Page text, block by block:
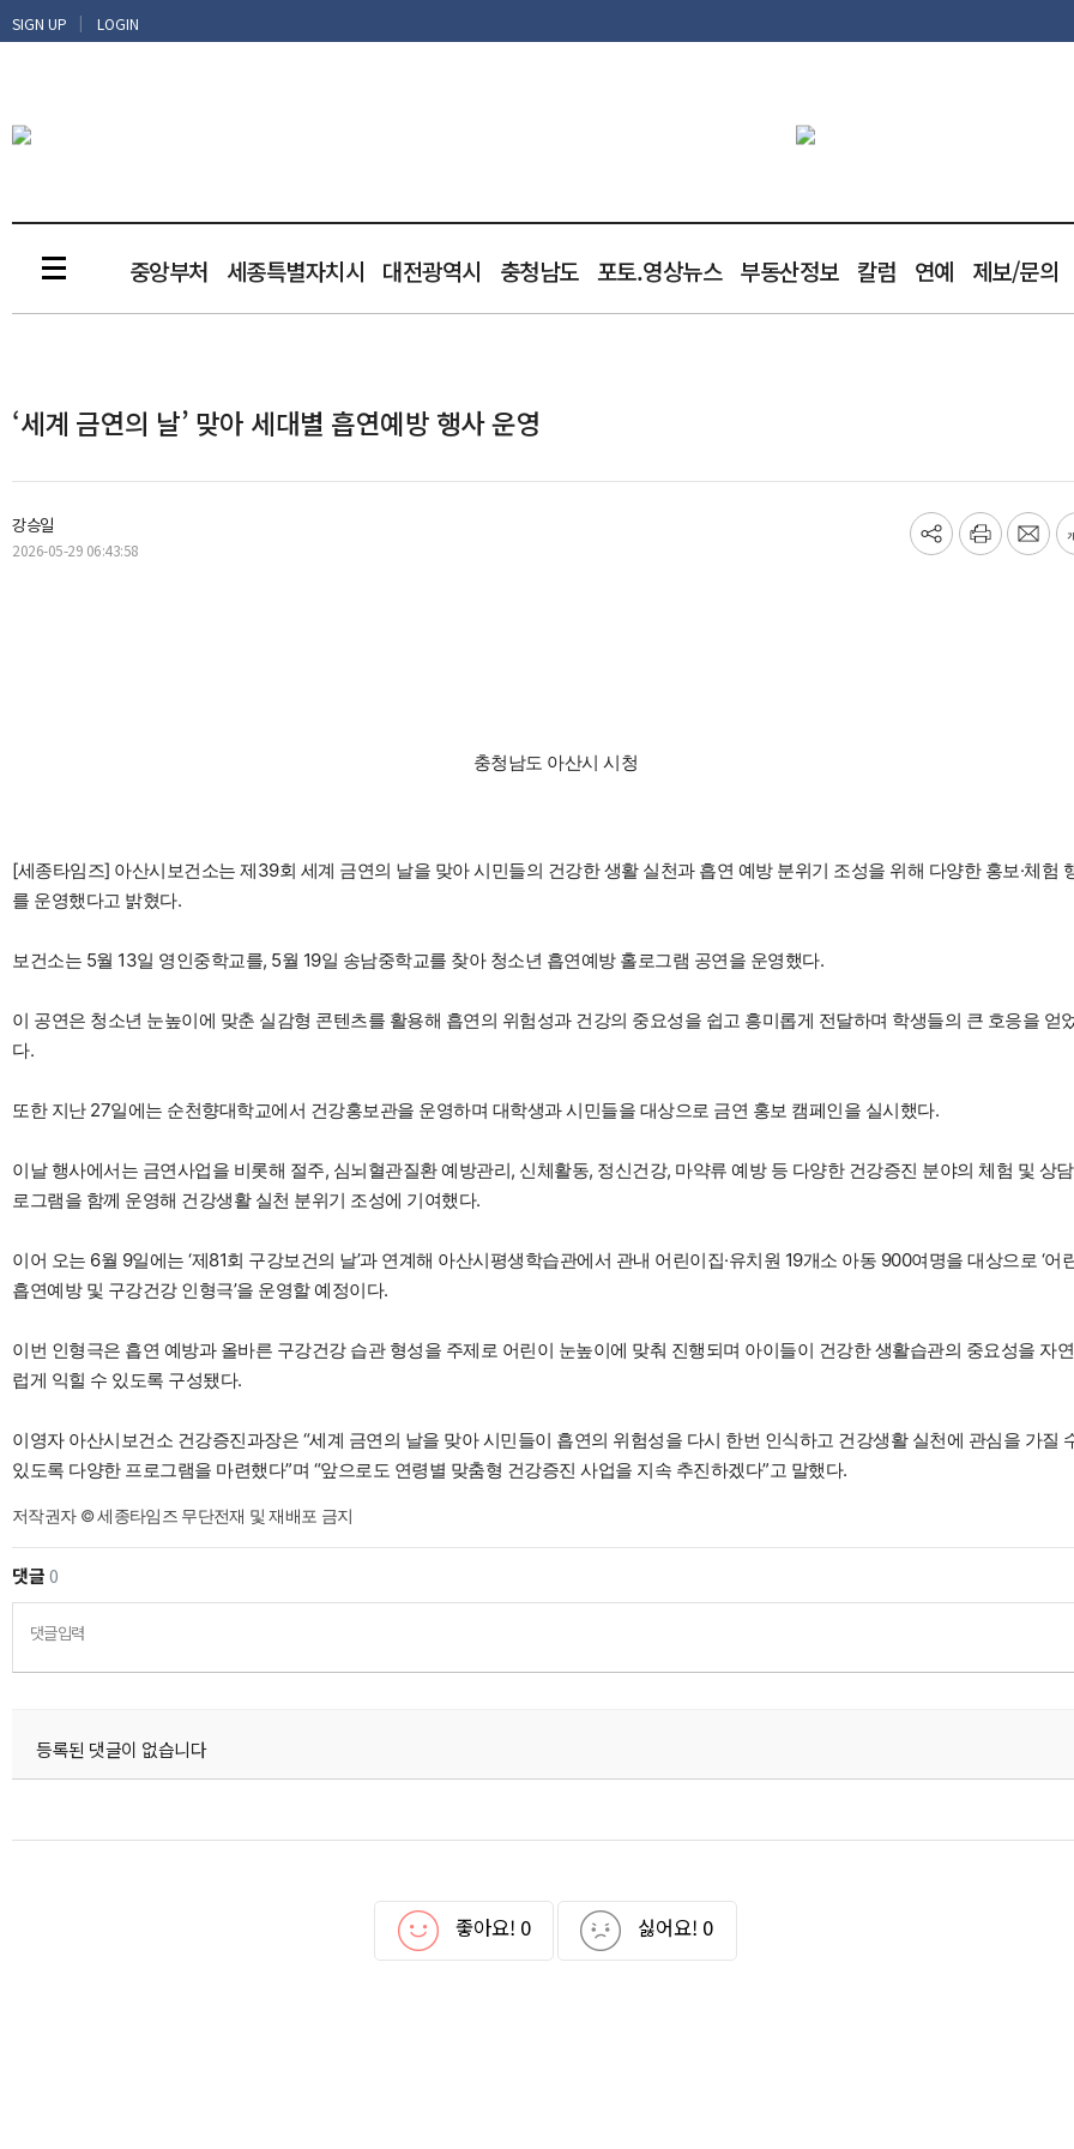
SIGN UP | LOGIN
중앙부처 세종특별자치시 대전광역시 충청남도 포토.영상뉴스 부동산정보 칼럼 연예 제보/문의
‘세계 금연의 날’ 맞아 세대별 흡연예방 행사 운영
강승일
2026-05-29 06:43:58
기
프
메
충청남도 아산시 시청
[세종타임즈] 아산시보건소는 제39회 세계 금연의 날을 맞아 시민들의 건강한 생활 실천과 흡연 예방 분위기 조성을 위해 다양한 홍보·체험
를 운영했다고 밝혔다.
보건소는 5월 13일 영인중학교를, 5월 19일 송남중학교를 찾아 청소년 흡연예방 홀로그램 공연을 운영했다.
이 공연은 청소년 눈높이에 맞춘 실감형 콘텐츠를 활용해 흡연의 위험성과 건강의 중요성을 쉽고 흥미롭게 전달하며 학생들의 큰 호응을 얻
다.
또한 지난 27일에는 순천향대학교에서 건강홍보관을 운영하며 대학생과 시민들을 대상으로 금연 홍보 캠페인을 실시했다.
이날 행사에서는 금연사업을 비롯해 절주, 심뇌혈관질환 예방관리, 신체활동, 정신건강, 마약류 예방 등 다양한 건강증진 분야의 체험 및 상
로그램을 함께 운영해 건강생활 실천 분위기 조성에 기여했다.
이어 오는 6월 9일에는 ‘제81회 구강보건의 날’과 연계해 아산시평생학습관에서 관내 어린이집·유치원 19개소 아동 900여명을 대상으로 ‘어
흡연예방 및 구강건강 인형극’을 운영할 예정이다.
이번 인형극은 흡연 예방과 올바른 구강건강 습관 형성을 주제로 어린이 눈높이에 맞춰 진행되며 아이들이 건강한 생활습관의 중요성을 자
럽게 익힐 수 있도록 구성됐다.
이영자 아산시보건소 건강증진과장은 “세계 금연의 날을 맞아 시민들이 흡연의 위험성을 다시 한번 인식하고 건강생활 실천에 관심을 가질
있도록 다양한 프로그램을 마련했다”며 “앞으로도 연령별 맞춤형 건강증진 사업을 지속 추진하겠다”고 말했다.
저작권자 © 세종타임즈 무단전재 및 재배포 금지
댓글0
댓글입력
등록된 댓글이 없습니다
좋아요! 0 싫어요! 0